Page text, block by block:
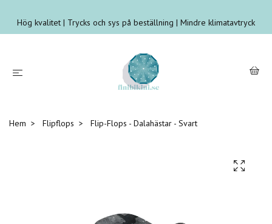
Hög kvalitet | Trycks och sys på beställning | Mindre klimatavtryck
Hem Flipflops Flip-Flops - Dalahästar - Svart